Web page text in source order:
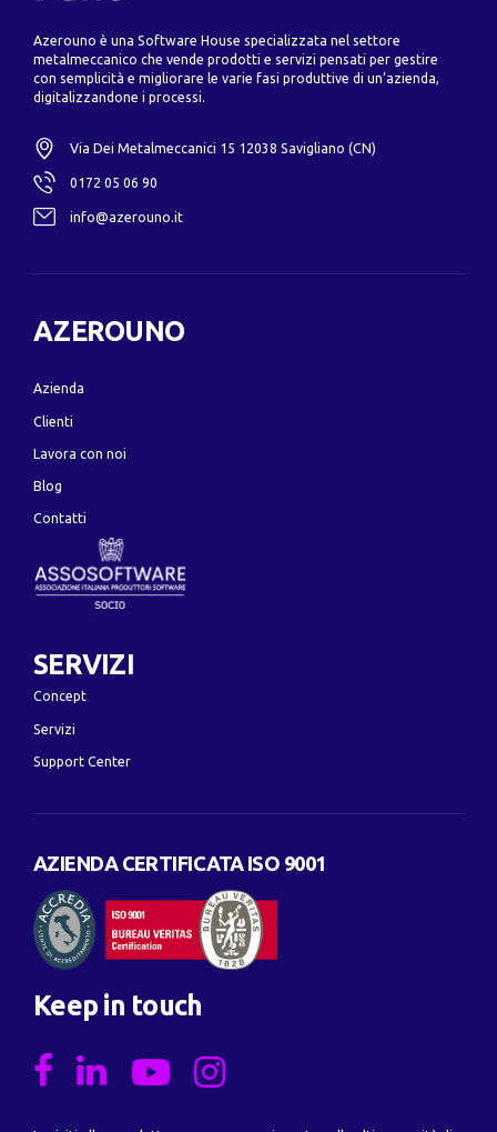
Azerouno è una Software House specializzata nel settore
metalmeccanico che vende prodotti e servizi pensati per gestire
con semplicità e migliorare le varie fasi produttive di un’azienda,
digitalizzandone i processi.
Via Dei Metalmeccanici 15 12038 Savigliano (CN)
0172 05 06 90
info@azerouno.it
AZEROUNO
Azienda
Clienti
Lavora con noi
Blog
Contatti
SERVIZI
Concept
Servizi
Support Center
AZIENDA CERTIFICATA ISO 9001
Keep in touch